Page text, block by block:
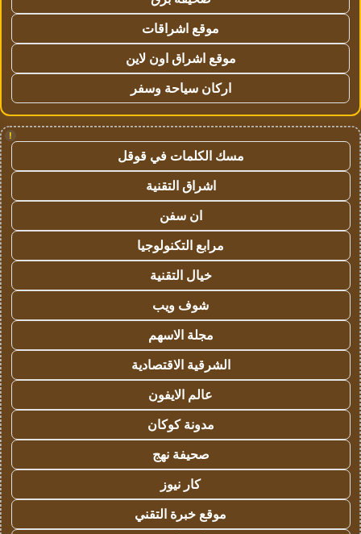
موقع اشراقات
موقع اشراق اون لاين
اركان سياحة وسفر
!
مسك الكلمات في قوقل
اشراق التقنية
ان سفن
مرابع التكنولوجيا
خيال التقنية
شوف ويب
مجلة الاسهم
الشرقية الاقتصادية
عالم الايفون
مدونة كوكان
صحيفة نهج
كار نيوز
موقع خبرة التقني